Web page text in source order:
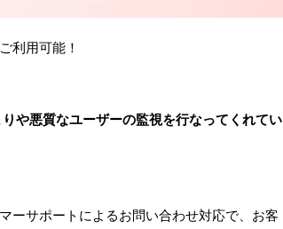
利用可能！
や悪質なユーザーの監視を行なってくれてい
ーサポートによるお問い合わせ対応で、お客